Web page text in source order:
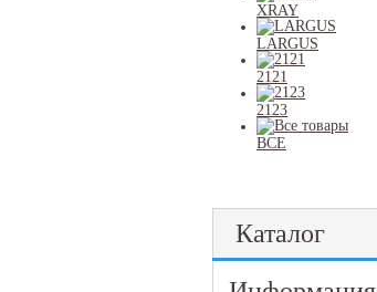
XRAY
LARGUS
2121
2123
ВСЕ
Каталог